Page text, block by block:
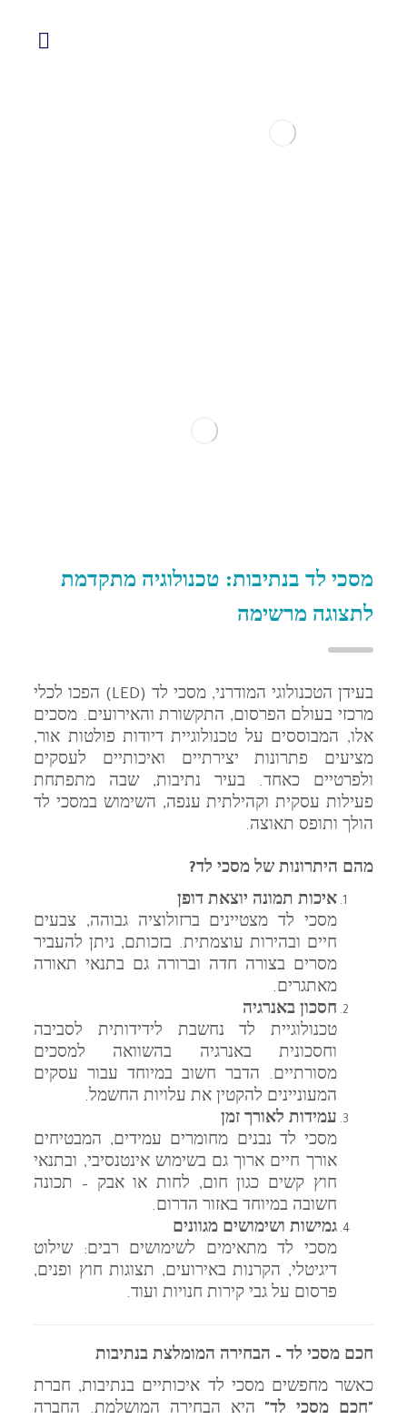
מסכי לד בנתיבות: טכנולוגיה מתקדמת
לתצוגה מרשימה
בעידן הטכנולוגי המודרני, מסכי לד (LED) הפכו לכלי
מרכזי בעולם הפרסום, התקשורת והאירועים. מסכים
אלו, המבוססים על טכנולוגיית דיודות פולטות אור,
מציעים פתרונות יצירתיים ואיכותיים לעסקים
ולפרטיים כאחד. בעיר נתיבות, שבה מתפתחת
פעילות עסקית וקהילתית ענפה, השימוש במסכי לד
הולך ותופס תאוצה.
מהם היתרונות של מסכי לד?
איכות תמונה יוצאת דופן
מסכי לד מצטיינים ברזולוציה גבוהה, צבעים
חיים ובהירות עוצמתית. בזכותם, ניתן להעביר
מסרים בצורה חדה וברורה גם בתנאי תאורה
מאתגרים.
חסכון באנרגיה
טכנולוגיית לד נחשבת לידידותית לסביבה
וחסכונית באנרגיה בהשוואה למסכים
מסורתיים. הדבר חשוב במיוחד עבור עסקים
המעוניינים להקטין את עלויות החשמל.
עמידות לאורך זמן
מסכי לד נבנים מחומרים עמידים, המבטיחים
אורך חיים ארוך גם בשימוש אינטנסיבי, ובתנאי
חוץ קשים כגון חום, לחות או אבק – תכונה
חשובה במיוחד באזור הדרום.
גמישות ושימושים מגוונים
מסכי לד מתאימים לשימושים רבים: שילוט
דיגיטלי, הקרנות באירועים, תצוגות חוץ ופנים,
פרסום על גבי קירות חנויות ועוד.
חכם מסכי לד – הבחירה המומלצת בנתיבות
כאשר מחפשים מסכי לד איכותיים בנתיבות, חברת
"חכם מסכי לד" היא הבחירה המושלמת. החברה